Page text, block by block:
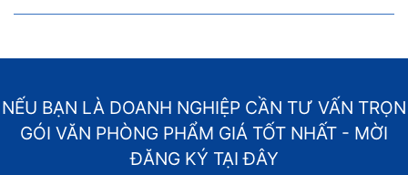
NẾU BẠN LÀ DOANH NGHIỆP CẦN TƯ VẤN TRỌN
GÓI VĂN PHÒNG PHẨM GIÁ TỐT NHẤT - MỜI
ĐĂNG KÝ TẠI ĐÂY